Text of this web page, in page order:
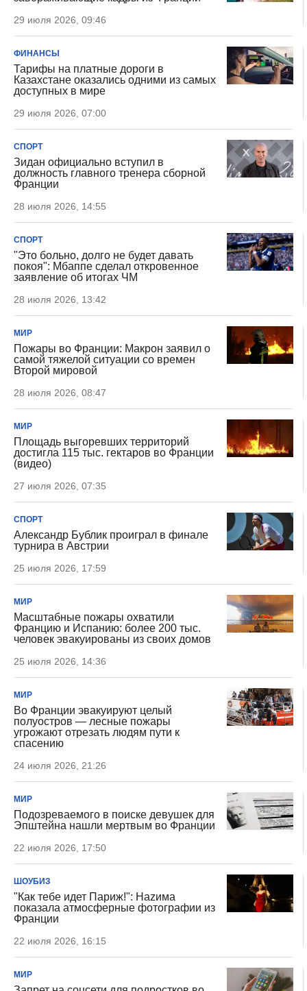
29 июля 2026, 09:46
ФИНАНСЫ
Тарифы на платные дороги в
Казахстане оказались одними из самых
доступных в мире
29 июля 2026, 07:00
СПОРТ
Зидан официально вступил в
должность главного тренера сборной
Франции
28 июля 2026, 14:55
СПОРТ
"Это больно, долго не будет давать
покоя": Мбаппе сделал откровенное
заявление об итогах ЧМ
28 июля 2026, 13:42
МИР
Пожары во Франции: Макрон заявил о
самой тяжелой ситуации со времен
Второй мировой
28 июля 2026, 08:47
МИР
Площадь выгоревших территорий
достигла 115 тыс. гектаров во Франции
(видео)
27 июля 2026, 07:35
СПОРТ
Александр Бублик проиграл в финале
турнира в Австрии
25 июля 2026, 17:59
МИР
Масштабные пожары охватили
Францию и Испанию: более 200 тыс.
человек эвакуированы из своих домов
25 июля 2026, 14:36
МИР
Во Франции эвакуируют целый
полуостров — лесные пожары
угрожают отрезать людям пути к
спасению
24 июля 2026, 21:26
МИР
Подозреваемого в поиске девушек для
Эпштейна нашли мертвым во Франции
22 июля 2026, 17:50
ШОУБИЗ
"Как тебе идет Париж!": Наzима
показала атмосферные фотографии из
Франции
22 июля 2026, 16:15
МИР